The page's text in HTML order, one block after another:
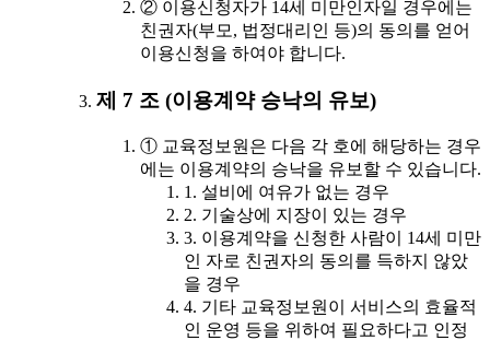
② 이용신청자가 14세 미만인자일 경우에는
친권자(부모, 법정대리인 등)의 동의를 얻어
이용신청을 하여야 합니다.
제 7 조 (이용계약 승낙의 유보)
① 교육정보원은 다음 각 호에 해당하는 경우
에는 이용계약의 승낙을 유보할 수 있습니다.
1. 설비에 여유가 없는 경우
2. 기술상에 지장이 있는 경우
3. 이용계약을 신청한 사람이 14세 미만
인 자로 친권자의 동의를 득하지 않았
을 경우
4. 기타 교육정보원이 서비스의 효율적
인 운영 등을 위하여 필요하다고 인정